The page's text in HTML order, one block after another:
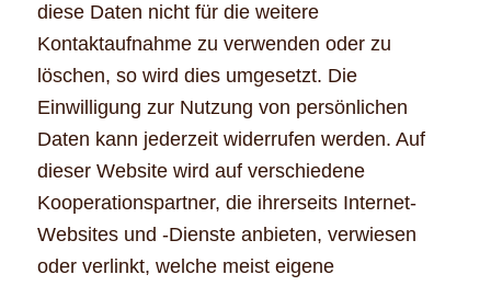
diese Daten nicht für die weitere
Kontaktaufnahme zu verwenden oder zu
löschen, so wird dies umgesetzt. Die
Einwilligung zur Nutzung von persönlichen
Daten kann jederzeit widerrufen werden. Auf
dieser Website wird auf verschiedene
Kooperationspartner, die ihrerseits Internet-
Websites und -Dienste anbieten, verwiesen
oder verlinkt, welche meist eigene